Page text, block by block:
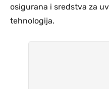
osigurana i sredstva za
tehnologija.